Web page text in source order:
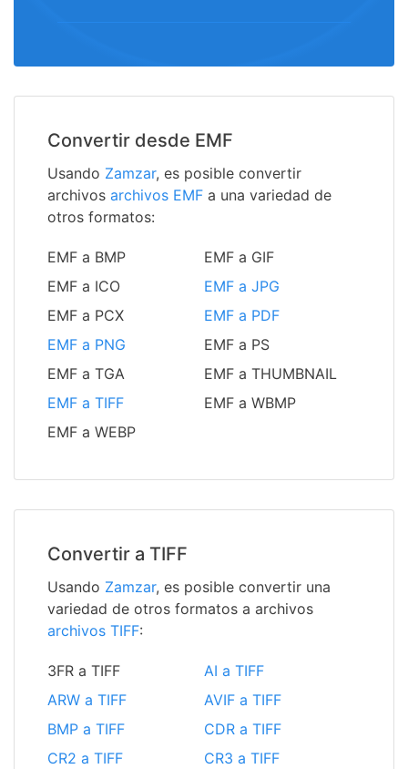
Convertir desde EMF
Usando Zamzar, es posible convertir
archivos archivos EMF a una variedad de
otros formatos:
EMF a BMP
EMF a GIF
EMF a ICO
EMF a JPG
EMF a PCX
EMF a PDF
EMF a PNG
EMF a PS
EMF a TGA
EMF a THUMBNAIL
EMF a TIFF
EMF a WBMP
EMF a WEBP
Convertir a TIFF
Usando Zamzar, es posible convertir una
variedad de otros formatos a archivos
archivos TIFF:
3FR a TIFF
AI a TIFF
ARW a TIFF
AVIF a TIFF
BMP a TIFF
CDR a TIFF
CR2 a TIFF
CR3 a TIFF